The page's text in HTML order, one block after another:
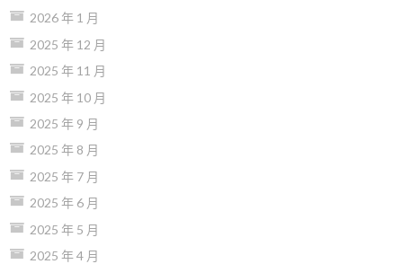
2026 年 1 月
2025 年 12 月
2025 年 11 月
2025 年 10 月
2025 年 9 月
2025 年 8 月
2025 年 7 月
2025 年 6 月
2025 年 5 月
2025 年 4 月